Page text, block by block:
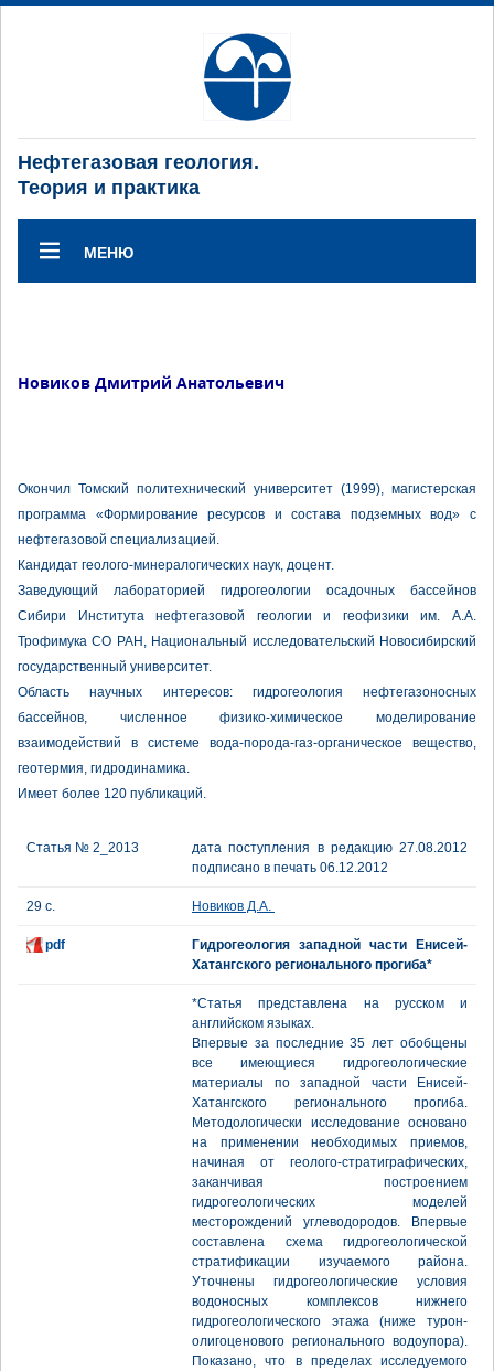
Нефтегазовая геология.
Теория и практика
МЕНЮ
Новиков Дмитрий Анатольевич
Окончил Томский политехнический университет (1999), магистерская
программа «Формирование ресурсов и состава подземных вод» с
нефтегазовой специализацией.
Кандидат геолого-минералогических наук, доцент.
Заведующий лабораторией гидрогеологии осадочных бассейнов
Сибири Института нефтегазовой геологии и геофизики им. А.А.
Трофимука СО РАН, Национальный исследовательский Новосибирский
государственный университет.
Область научных интересов: гидрогеология нефтегазоносных
бассейнов, численное физико-химическое моделирование
взаимодействий в системе вода-порода-газ-органическое вещество,
геотермия, гидродинамика.
Имеет более 120 публикаций.
Статья № 2_2013
дата поступления в редакцию 27.08.2012
подписано в печать 06.12.2012
29 с. Новиков Д.А.
pdf
Гидрогеология западной части Енисей-
Хатангского регионального прогиба*
*Статья представлена на русском и
английском языках.
Впервые за последние 35 лет обобщены
все имеющиеся гидрогеологические
материалы по западной части Енисей-
Хатангского регионального прогиба.
Методологически исследование основано
на применении необходимых приемов,
начиная от геолого-стратиграфических,
заканчивая построением
гидрогеологических моделей
месторождений углеводородов. Впервые
составлена схема гидрогеологической
стратификации изучаемого района.
Уточнены гидрогеологические условия
водоносных комплексов нижнего
гидрогеологического этажа (ниже турон-
олигоценового регионального водоупора).
Показано, что в пределах исследуемого